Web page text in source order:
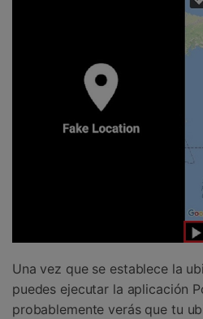
Una vez que se establece la
puedes ejecutar la aplicación
probablemente verás que tu